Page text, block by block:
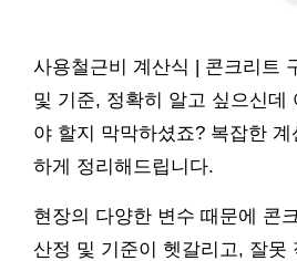
사용철근비 계산식 | 콘크리트
및 기준, 정확히 알고 싶으신데
야 할지 막막하셨죠? 복잡한
하게 정리해드립니다.
현장의 다양한 변수 때문에 콘
산정 및 기준이 헷갈리고, 잘못